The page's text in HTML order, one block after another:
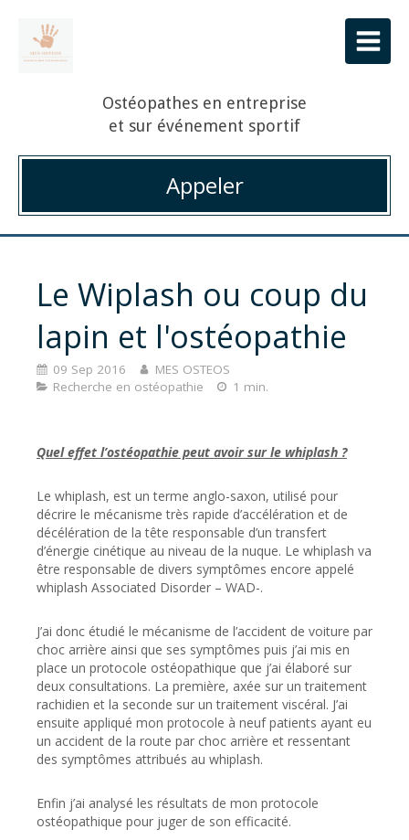
Ostéopathes en entreprise
et sur événement sportif
Appeler
Le Wiplash ou coup du
lapin et l'ostéopathie
09 Sep 2016
MES OSTEOS
Recherche en ostéopathie
1 min.
Quel effet l’ostéopathie peut avoir sur le whiplash ?
Le whiplash, est un terme anglo-saxon, utilisé pour
décrire le mécanisme très rapide d’accélération et de
décélération de la tête responsable d’un transfert
d’énergie cinétique au niveau de la nuque. Le whiplash va
être responsable de divers symptômes encore appelé
whiplash Associated Disorder – WAD-.
J’ai donc étudié le mécanisme de l’accident de voiture par
choc arrière ainsi que ses symptômes puis j’ai mis en
place un protocole ostéopathique que j’ai élaboré sur
deux consultations. La première, axée sur un traitement
rachidien et la seconde sur un traitement viscéral. J’ai
ensuite appliqué mon protocole à neuf patients ayant eu
un accident de la route par choc arrière et ressentant
des symptômes attribués au whiplash.
Enfin j’ai analysé les résultats de mon protocole
ostéopathique pour juger de son efficacité.